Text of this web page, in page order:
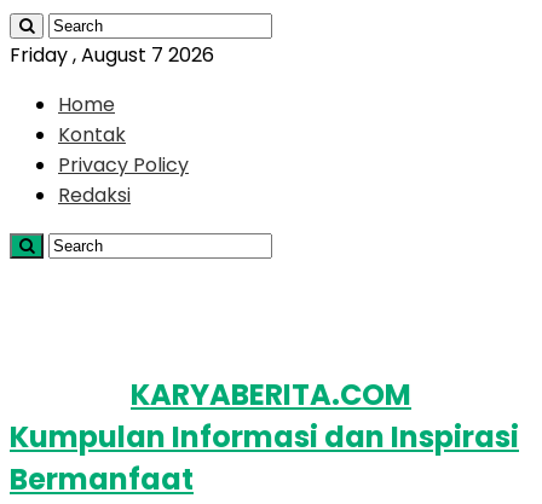
Friday , August 7 2026
Home
Kontak
Privacy Policy
Redaksi
KARYABERITA.COM
Kumpulan Informasi dan Inspirasi
Bermanfaat